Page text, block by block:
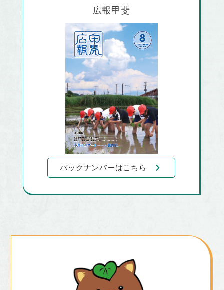
広報甲斐
バックナンバーはこちら